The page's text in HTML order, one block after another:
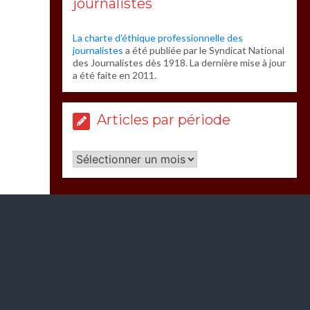
La charte d’éthique professionnelle des
journalistes a été publiée par le Syndicat National
des Journalistes dès 1918. La dernière mise à jour
a été faite en 2011.
Articles par période
Articles
par
période